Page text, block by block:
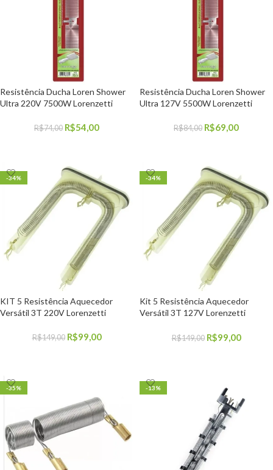
Resistência Ducha Loren Shower
Ultra 220V 7500W Lorenzetti
R$74,00 R$54,00
Resistência Ducha Loren Shower
Ultra 127V 5500W Lorenzetti
R$84,00 R$69,00
-34%
KIT 5 Resistência Aquecedor
Versátil 3T 220V Lorenzetti
R$149,00 R$99,00
-34%
Kit 5 Resistência Aquecedor
Versátil 3T 127V Lorenzetti
R$149,00 R$99,00
-35% -13%